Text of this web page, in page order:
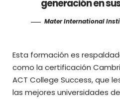
generación en
Mater International
Esta formación es
como la certificación
ACT College Success, que
las mejores universidades